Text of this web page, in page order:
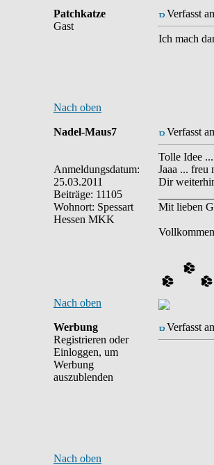
Patchkatze
Gast
Verfasst
Ich mach
Nach oben
Nadel-Maus7
Anmeldungsdatum:
25.03.2011
Beiträge: 11105
Wohnort: Spessart
Hessen MKK
Verfasst
Tolle Idee
Jaaa ... freu
Dir
Mit lieben
Nach oben
Werbung
Registrieren oder
Einloggen, um
Werbung
auszublenden
Verfasst
Nach oben